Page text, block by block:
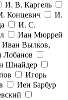
И. В. Каргель
Концевич
И.
И. С.
Иан Мюррей
Иван Вылков,
Лобанов
Шнайдер
Игорь
Иен Барбур